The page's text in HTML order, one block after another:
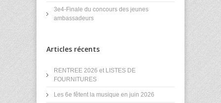
3e4-Finale du concours des jeunes
ambassadeurs
Articles récents
RENTREE 2026 et LISTES DE
FOURNITURES
Les 6e fêtent la musique en juin 2026